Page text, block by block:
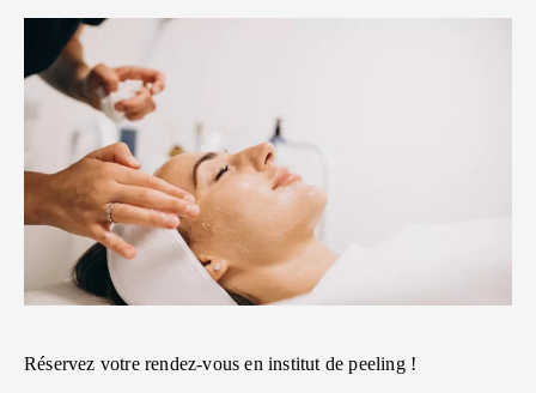
Réservez votre rendez-vous en institut de peeling !